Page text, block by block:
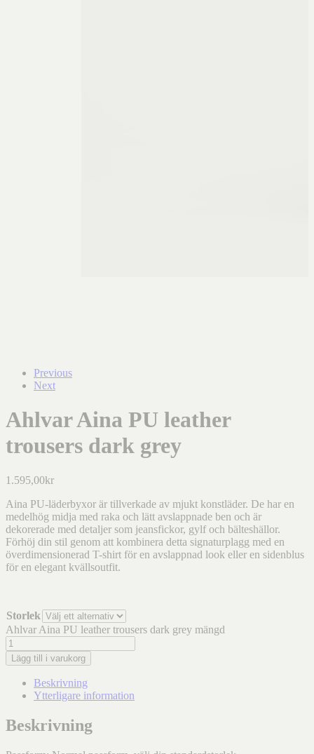
Previous
Next
Ahlvar Aina PU leather
trousers dark grey
1.595,00kr
Aina PU-läderbyxor är tillverkade av mjukt konstläder. De har en
medelhög midja med raka och lätt avslappnade ben och är
dekorerade med detaljer som jeansfickor, gylf och bälteshällor.
Förhöj din stil genom att kombinera detta signaturplagg med en
överdimensionerad T-shirt för en avslappnad look eller en sidenblus
för en elegant kvällsoutfit.
Storlek
Ahlvar Aina PU leather trousers dark grey mängd
Lägg till i varukorg
Beskrivning
Ytterligare information
Beskrivning